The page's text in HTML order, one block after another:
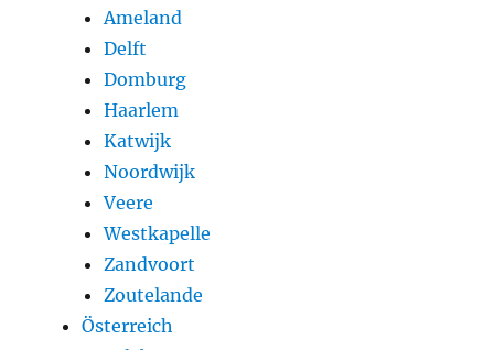
Ameland
Delft
Domburg
Haarlem
Katwijk
Noordwijk
Veere
Westkapelle
Zandvoort
Zoutelande
Österreich